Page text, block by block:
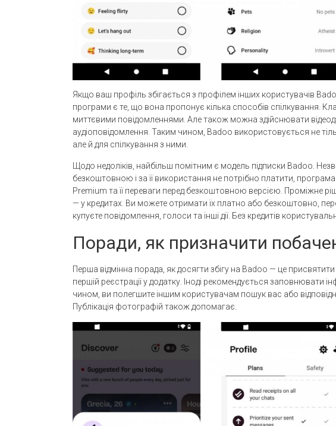
Якщо ваш профіль збігається з профілем інших користувачів
програми є те, що вона пропонує кілька способів спілкування.
миттєвими повідомленнями. Але також можна здійснювати
аудіоповідомлення. Таким чином, Badoo використовується не
але й для спілкування з ними.
Щодо недоліків, найбільш помітним є модель підписки Badoo.
безкоштовною і за її використання не потрібно платити,
Premium та її переваги перед безкоштовною версією. Проміжне
— у кредитах. Ви можете отримати їх платно або безкоштовно,
купуєте повідомлення, голоси та інші дії. Без кредитів
Поради, як призначити
Перша відмінна порада, як досягти збігу на Badoo — це
першій реєстрації у додатку. Іноді рекомендується заповнювати
чином, ви полегшите іншим користувачам пошук вас або
Публікація фотографій також допомагає.